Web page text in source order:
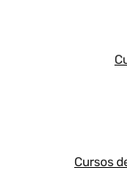
Cursos